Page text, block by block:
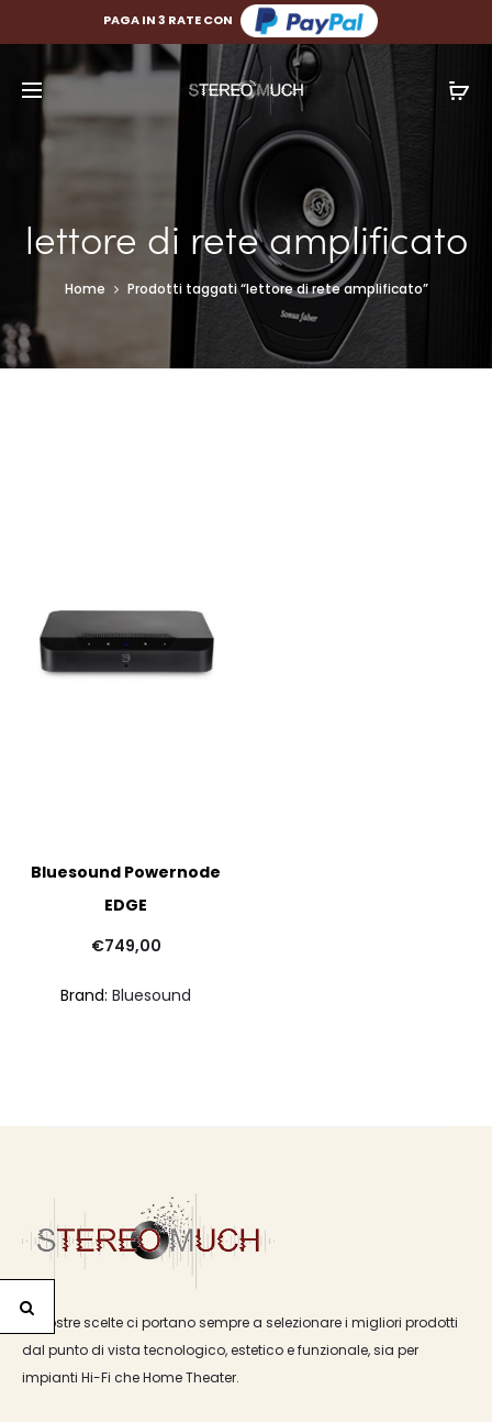
PAGA FINO A 10 RATE CON
PAGA IN 3 RATE CON
lettore di rete amplificato
Home Prodotti taggati “lettore di rete amplificato”
Bluesound Powernode
EDGE
€749,00
Brand: Bluesound
Le nostre scelte ci portano sempre a selezionare i migliori prodotti
dal punto di vista tecnologico, estetico e funzionale, sia per
impianti Hi-Fi che Home Theater.